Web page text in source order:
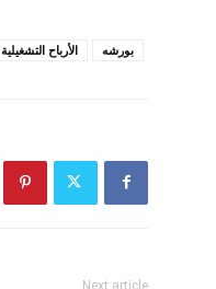
الأرباح التشغيلية بورشه
Next article